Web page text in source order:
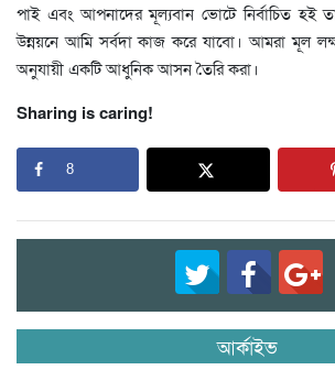
পাই এবং আপনাদের মূল্যবান ভোটে নির্বাচিত হই
উন্নয়নে আমি সর্বদা কাজ করে যাবো। আমরা মূল
অনুযায়ী একটি আধুনিক আসন তৈরি করা।
Sharing is caring!
8
আর্কাইভ